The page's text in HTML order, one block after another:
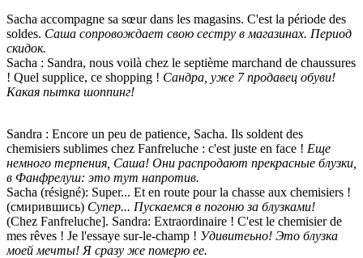
Sacha accompagne sa sœur dans les magasins. C'est la période des
soldes. Саша сопровождает свою сестру в магазинах. Период
скидок.
Sacha : Sandra, nous voilà chez le septième marchand de chaussures
! Quel supplice, ce shopping ! Сандра, уже 7 продавец обуви!
Какая пытка шоппинг!
Sandra : Encore un peu de patience, Sacha. Ils soldent des
chemisiers sublimes chez Fanfreluche : c'est juste en face ! Еще
немного терпения, Саша! Они распродают прекрасные блузки,
в Фанфрелуш: это тут напротив.
Sacha (résigné): Super... Et en route pour la chasse aux chemisiers !
(смирившись) Супер... Пускаемся в погоню за блузками!
(Chez Fanfreluche]. Sandra: Extraordinaire ! C'est le chemisier de
mes rêves ! Je l'essaye sur-le-champ ! Удивитеьно! Это блузка
моей мечты! Я сразу же померю ее.